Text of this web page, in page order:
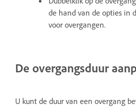
de hand van de opties in
voor overgangen.
De overgangsduur
U kunt de duur van een overgang